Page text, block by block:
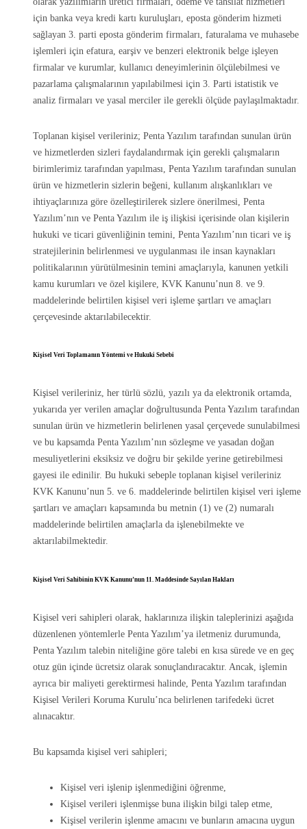
için banka veya kredi kartı kuruluşları, eposta gönderim hizmeti
sağlayan 3. parti eposta gönderim firmaları, faturalama ve muhasebe
işlemleri için efatura, earşiv ve benzeri elektronik belge işleyen
firmalar ve kurumlar, kullanıcı deneyimlerinin ölçülebilmesi ve
pazarlama çalışmalarının yapılabilmesi için 3. Parti istatistik ve
analiz firmaları ve yasal merciler ile gerekli ölçüde paylaşılmaktadır.
Toplanan kişisel verileriniz; Penta Yazılım tarafından sunulan ürün
ve hizmetlerden sizleri faydalandırmak için gerekli çalışmaların
birimlerimiz tarafından yapılması, Penta Yazılım tarafından sunulan
ürün ve hizmetlerin sizlerin beğeni, kullanım alışkanlıkları ve
ihtiyaçlarınıza göre özelleştirilerek sizlere önerilmesi, Penta
Yazılım’nın ve Penta Yazılım ile iş ilişkisi içerisinde olan kişilerin
hukuki ve ticari güvenliğinin temini, Penta Yazılım’nın ticari ve iş
stratejilerinin belirlenmesi ve uygulanması ile insan kaynakları
politikalarının yürütülmesinin temini amaçlarıyla, kanunen yetkili
kamu kurumları ve özel kişilere, KVK Kanunu’nun 8. ve 9.
maddelerinde belirtilen kişisel veri işleme şartları ve amaçları
çerçevesinde aktarılabilecektir.
Kişisel Veri Toplamanın Yöntemi ve Hukuki Sebebi
Kişisel verileriniz, her türlü sözlü, yazılı ya da elektronik ortamda,
yukarıda yer verilen amaçlar doğrultusunda Penta Yazılım tarafından
sunulan ürün ve hizmetlerin belirlenen yasal çerçevede sunulabilmesi
ve bu kapsamda Penta Yazılım’nın sözleşme ve yasadan doğan
mesuliyetlerini eksiksiz ve doğru bir şekilde yerine getirebilmesi
gayesi ile edinilir. Bu hukuki sebeple toplanan kişisel verileriniz
KVK Kanunu’nun 5. ve 6. maddelerinde belirtilen kişisel veri işleme
şartları ve amaçları kapsamında bu metnin (1) ve (2) numaralı
maddelerinde belirtilen amaçlarla da işlenebilmekte ve
aktarılabilmektedir.
Kişisel Veri Sahibinin KVK Kanunu’nun 11. Maddesinde Sayılan Hakları
Kişisel veri sahipleri olarak, haklarınıza ilişkin taleplerinizi aşağıda
düzenlenen yöntemlerle Penta Yazılım’ya iletmeniz durumunda,
Penta Yazılım talebin niteliğine göre talebi en kısa sürede ve en geç
otuz gün içinde ücretsiz olarak sonuçlandıracaktır. Ancak, işlemin
ayrıca bir maliyeti gerektirmesi halinde, Penta Yazılım tarafından
Kişisel Verileri Koruma Kurulu’nca belirlenen tarifedeki ücret
alınacaktır.
Bu kapsamda kişisel veri sahipleri;
Kişisel veri işlenip işlenmediğini öğrenme,
Kişisel verileri işlenmişse buna ilişkin bilgi talep etme,
Kişisel verilerin işlenme amacını ve bunların amacına uygun